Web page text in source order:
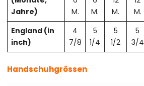
Jahre)
M.
M.
M.
M.
England (in
inch)
4
7/8
5
1/4
5
1/2
5
3/4
Handschuhgrössen